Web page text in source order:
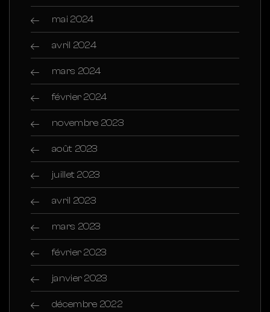
mai 2024
avril 2024
mars 2024
février 2024
novembre 2023
août 2023
juillet 2023
avril 2023
mars 2023
février 2023
janvier 2023
décembre 2022